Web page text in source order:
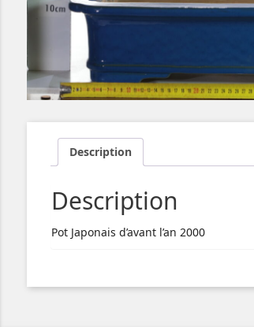
Description
Description
Pot Japonais d’avant l’an 2000